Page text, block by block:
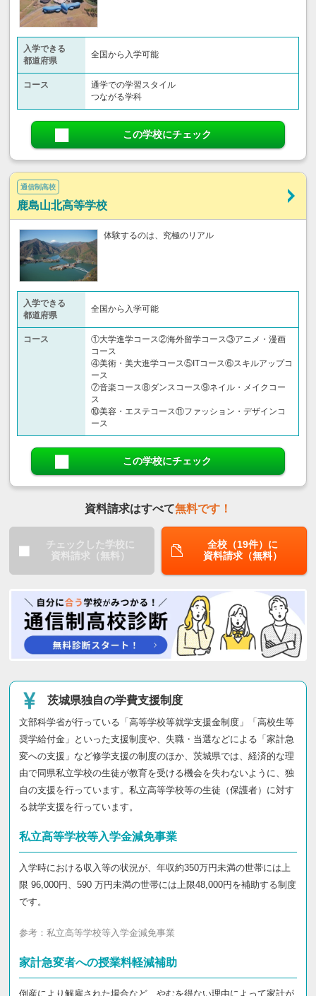
入学できる
都道府県
全国から入学可能
コース
通学での学習スタイル
つながる学科
この学校にチェック
通信制高校
鹿島山北高等学校
体験するのは、究極のリアル
入学できる
都道府県
全国から入学可能
コース
①大学進学コース②海外留学コース③アニメ・漫画
コース
④美術・美大進学コース⑤ITコース⑥スキルアップコ
ース
⑦音楽コース⑧ダンスコース⑨ネイル・メイクコー
ス
⑩美容・エステコース⑪ファッション・デザインコ
ース
この学校にチェック
資料請求はすべて無料です！
チェックした学校に
資料請求（無料）
全校（19件）に
資料請求（無料）
茨城県独自の学費支援制度
文部科学省が行っている「高等学校等就学支援金制度」「高校生等
奨学給付金」といった支援制度や、失職・当選などによる「家計急
変への支援」など修学支援の制度のほか、茨城県では、経済的な理
由で同県私立学校の生徒が教育を受ける機会を失わないように、独
自の支援を行っています。私立高等学校等の生徒（保護者）に対す
る就学支援を行っています。
私立高等学校等入学金減免事業
入学時における収入等の状況が、年収約350万円未満の世帯には上
限 96,000円、590 万円未満の世帯には上限48,000円を補助する制度
です。
参考： 私立高等学校等入学金減免事業
家計急変者への授業料軽減補助
倒産により解雇された場合など、やむを得ない理由によって家計が